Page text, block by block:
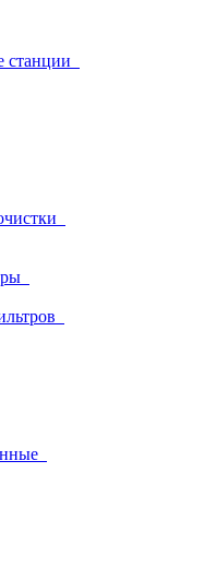
станции